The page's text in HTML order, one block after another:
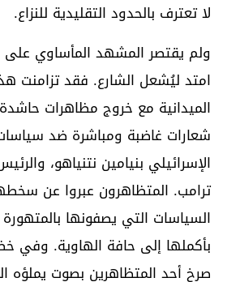
لا تعترف بالحدود التقليدية للنزاع.
ولم يقتصر المشهد المأساوي على
امتد ليُشعل الشارع. فقد تزامنت
الميدانية مع خروج مظاهرات
شعارات غاضبة ومباشرة ضد
الإسرائيلي بنيامين نتنياهو،
ترامب. المتظاهرون عبروا عن
السياسات التي يصفونها
بأكملها إلى حافة الهاوية. وفي
صرخ أحد المتظاهرين بصوت يملؤه